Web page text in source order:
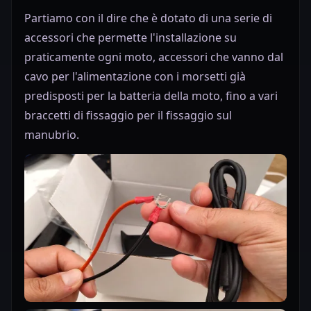
Partiamo con il dire che è dotato di una serie di
accessori che permette l'installazione su
praticamente ogni moto, accessori che vanno dal
cavo per l'alimentazione con i morsetti già
predisposti per la batteria della moto, fino a vari
braccetti di fissaggio per il fissaggio sul
manubrio.